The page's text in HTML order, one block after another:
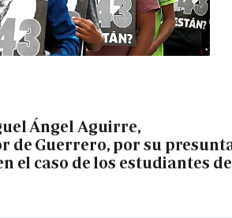
Ángel Aguirre,
de Guerrero, por su
el caso de los estudiantes de